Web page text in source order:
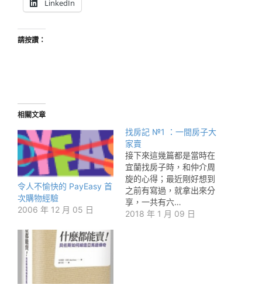
LinkedIn
請按讚：
相關文章
令人不愉快的 PayEasy 首
次購物經驗
2006 年 12 月 05 日
找房記 №1 ：一間房子大
家賣
接下來這幾篇都是當時在
宜蘭找房子時，和仲介周
旋的心得；最近剛好想到
之前有寫過，就拿出來分
享，一共有六…
2018 年 1 月 09 日